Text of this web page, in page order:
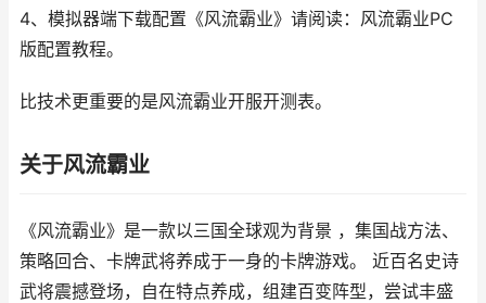
4、模拟器端下载配置《风流霸业》请阅读：风流霸业PC
版配置教程。
比技术更重要的是风流霸业开服开测表。
关于风流霸业
《风流霸业》是一款以三国全球观为背景 ，集国战方法、
策略回合、卡牌武将养成于一身的卡牌游戏。 近百名史诗
武将震撼登场，自在特点养成，组建百变阵型，尝试丰盛